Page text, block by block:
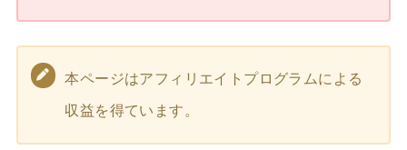
本ページはアフィリエイトプログラムによる
収益を得ています。